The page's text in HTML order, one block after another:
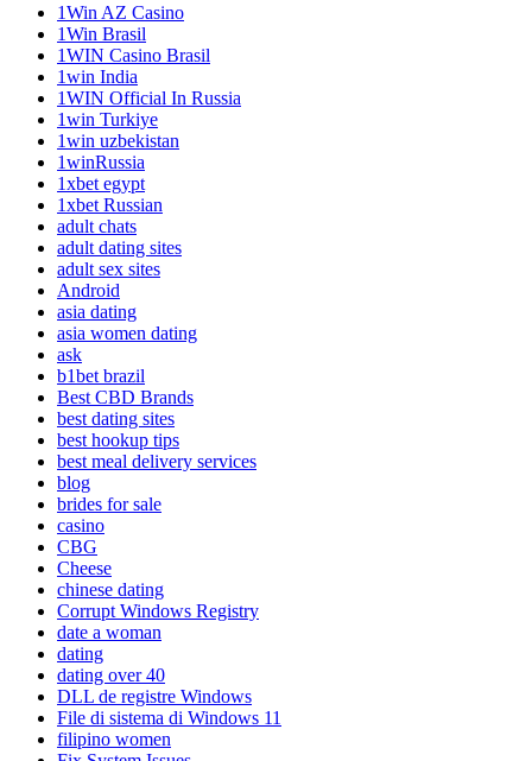
1Win AZ Casino
1Win Brasil
1WIN Casino Brasil
1win India
1WIN Official In Russia
1win Turkiye
1win uzbekistan
1winRussia
1xbet egypt
1xbet Russian
adult chats
adult dating sites
adult sex sites
Android
asia dating
asia women dating
ask
b1bet brazil
Best CBD Brands
best dating sites
best hookup tips
best meal delivery services
blog
brides for sale
casino
CBG
Cheese
chinese dating
Corrupt Windows Registry
date a woman
dating
dating over 40
DLL de registre Windows
File di sistema di Windows 11
filipino women